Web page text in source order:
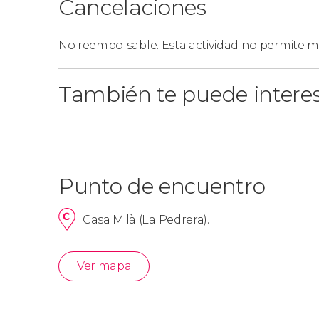
Si lo preferís, también podéis optar por
audiovisual proyectado sobre las chimeneas
Cancelaciones
No reembolsable. Esta actividad no permite
También te puede
Punto de encuentro
Casa Milà (La Pedrera).
Ver mapa